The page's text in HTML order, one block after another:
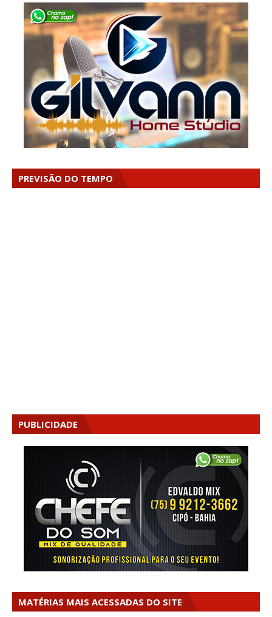
PREVISÃO DO TEMPO
PUBLICIDADE
MATÉRIAS MAIS ACESSADAS DO SITE